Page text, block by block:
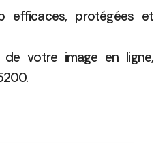
efficaces, protégées et
votre image en ligne,